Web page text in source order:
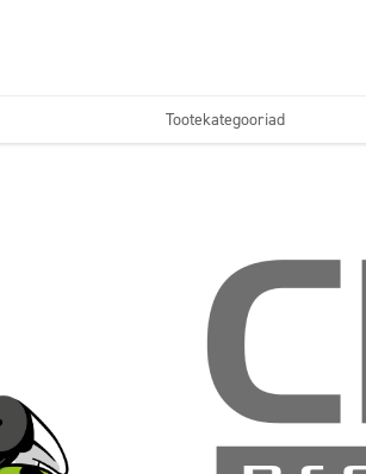
Tootekategooriad